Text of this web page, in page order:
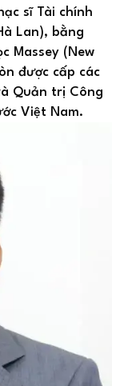
sĩ Tài chính
Lan), bằng
Massey (New
được cấp các
Quản trị Công
Việt Nam.